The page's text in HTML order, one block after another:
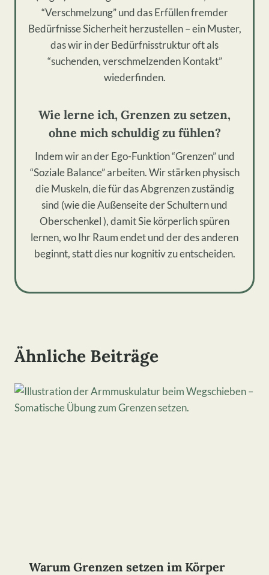
“Verschmelzung” und das Erfüllen fremder
Bedürfnisse Sicherheit herzustellen – ein Muster,
das wir in der Bedürfnisstruktur oft als
“suchenden, verschmelzenden Kontakt”
wiederfinden.
Wie lerne ich, Grenzen zu setzen,
ohne mich schuldig zu fühlen?
Indem wir an der Ego-Funktion “Grenzen” und
“Soziale Balance” arbeiten. Wir stärken physisch
die Muskeln, die für das Abgrenzen zuständig
sind (wie die Außenseite der Schultern und
Oberschenkel ), damit Sie körperlich spüren
lernen, wo Ihr Raum endet und der des anderen
beginnt, statt dies nur kognitiv zu entscheiden.
Ähnliche Beiträge
Warum Grenzen setzen im Körper